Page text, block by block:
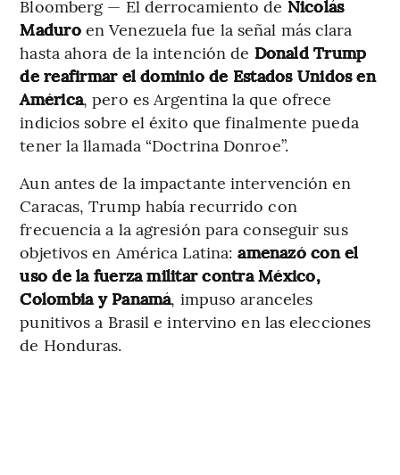
Bloomberg — El derrocamiento de Nicolás
Maduroen Venezuela fue la señal más clara
hasta ahora de la intención de Donald Trump
de reafirmar el dominio de Estados Unidos en
América, pero es Argentina la que ofrece
indicios sobre el éxito que finalmente pueda
tener la llamada “Doctrina Donroe”.
Aun antes de la impactante intervención en
Caracas, Trump había recurrido con
frecuencia a la agresión para conseguir sus
objetivos en América Latina:amenazó con el
uso de la fuerza militar contra México,
Colombia y Panamá, impuso aranceles
punitivos a Brasil e intervino en las elecciones
de Honduras.